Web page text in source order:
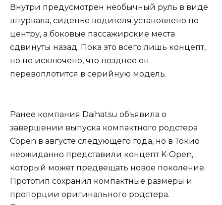
Внутри предусмотрен необычный руль в виде
штурвала, сиденье водителя установлено по
центру, а боковые пассажирские места
сдвинуты назад. Пока это всего лишь концепт,
но не исключено, что позднее он
перевоплотится в серийную модель.
Ранее компания Daihatsu объявила о
завершении выпуска компактного родстера
Copen в августе следующего года, но в Токио
неожиданно представили концепт K-Open,
который может предвещать новое поколение.
Прототип сохранил компактные размеры и
пропорции оригинального родстера.